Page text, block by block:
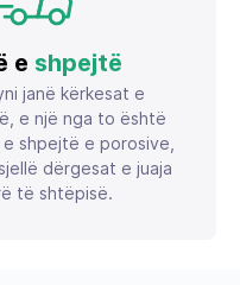
e shpejtë
janë kërkesat e
e një nga to është
shpejtë e porosive,
dërgesat e juaja
të shtëpisë.